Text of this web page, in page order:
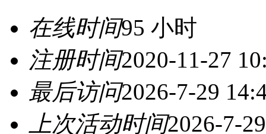
在线时间95 小时
注册时间2020-11-27
最后访问2026-7-29
上次活动时间2026-7-